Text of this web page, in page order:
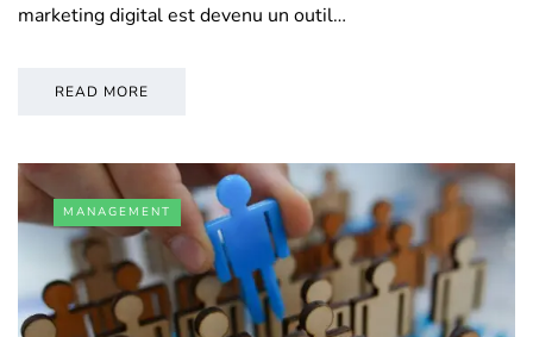
marketing digital est devenu un outil…
READ MORE
MANAGEMENT